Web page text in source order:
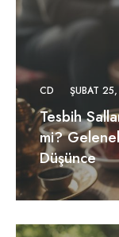
CD ŞUBAT
Tesbih
mi?
Düşünce